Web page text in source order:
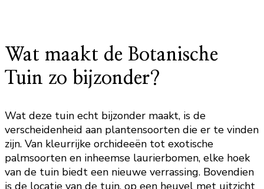
Wat maakt de Botanische
Tuin zo bijzonder?
Wat deze tuin echt bijzonder maakt, is de
verscheidenheid aan plantensoorten die er te vinden
zijn. Van kleurrijke orchideeën tot exotische
palmsoorten en inheemse laurierbomen, elke hoek
van de tuin biedt een nieuwe verrassing. Bovendien
is de locatie van de tuin, op een heuvel met uitzicht